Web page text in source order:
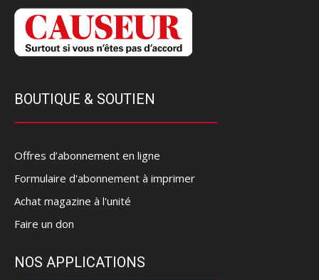
BOUTIQUE & SOUTIEN
Offres d’abonnement en ligne
Formulaire d'abonnement à imprimer
Achat magazine à l'unité
Faire un don
NOS APPLICATIONS